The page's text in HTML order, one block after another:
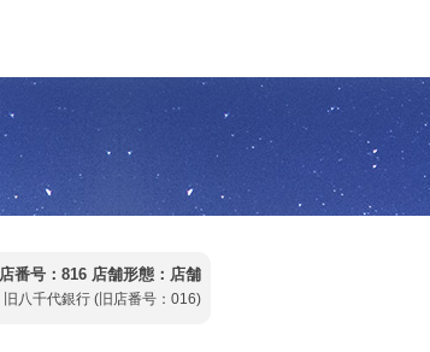
店番号：816 店舗形態：店舗
旧八千代銀行 (旧店番号：016)